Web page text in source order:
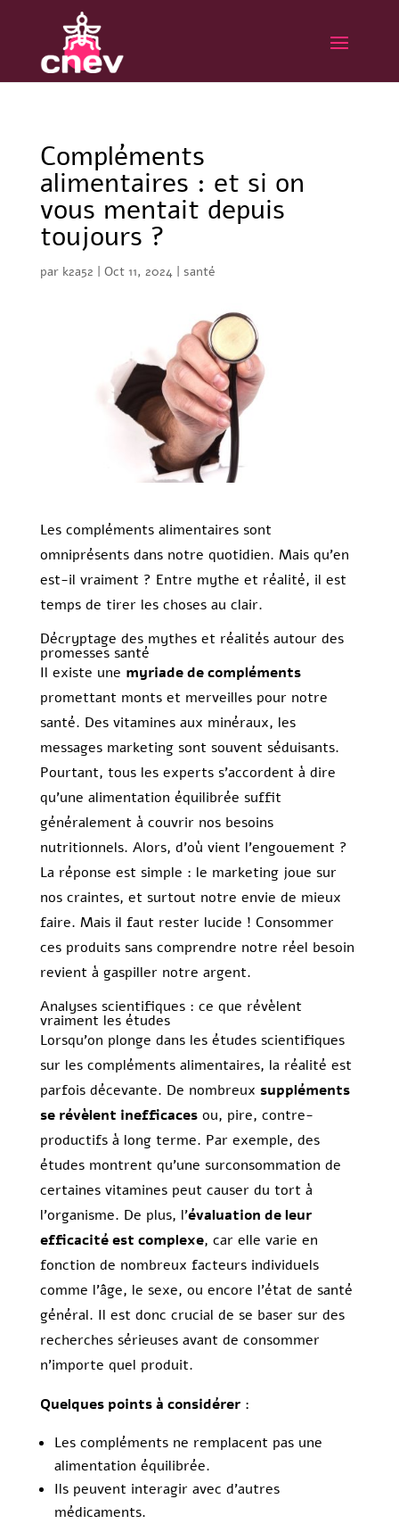
Compléments
alimentaires : et si on
vous mentait depuis
toujours ?
par k2a52 | Oct 11, 2024| santé
Les compléments alimentaires sont
omniprésents dans notre quotidien. Mais qu’en
est-il vraiment ? Entre mythe et réalité, il est
temps de tirer les choses au clair.
Décryptage des mythes et réalités autour des
promesses santé
Il existe une myriade de compléments
promettant monts et merveilles pour notre
santé. Des vitamines aux minéraux, les
messages marketing sont souvent séduisants.
Pourtant, tous les experts s’accordent à dire
qu’une alimentation équilibrée suffit
généralement à couvrir nos besoins
nutritionnels. Alors, d’où vient l’engouement ?
La réponse est simple : le marketing joue sur
nos craintes, et surtout notre envie de mieux
faire. Mais il faut rester lucide ! Consommer
ces produits sans comprendre notre réel besoin
revient à gaspiller notre argent.
Analyses scientifiques : ce que révèlent
vraiment les études
Lorsqu’on plonge dans les études scientifiques
sur les compléments alimentaires, la réalité est
parfois décevante. De nombreux suppléments
se révèlent inefficacesou, pire, contre-
productifs à long terme. Par exemple, des
études montrent qu’une surconsommation de
certaines vitamines peut causer du tort à
l’organisme. De plus, l’évaluation de leur
efficacité est complexe, car elle varie en
fonction de nombreux facteurs individuels
comme l’âge, le sexe, ou encore l’état de santé
général. Il est donc crucial de se baser sur des
recherches sérieuses avant de consommer
n’importe quel produit.
Quelques points à considérer:
Les compléments ne remplacent pas une
alimentation équilibrée.
Ils peuvent interagir avec d’autres
médicaments.